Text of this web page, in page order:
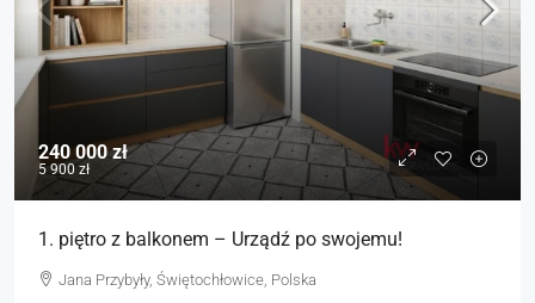
240 000 zł
5 900 zł
1. piętro z balkonem – Urządź po swojemu!
Jana Przybyły, Świętochłowice, Polska